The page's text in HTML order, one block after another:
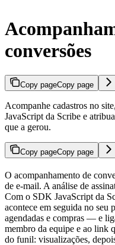
conversões
Copy pageCopy page
Acompanhe cadastros no
JavaScript da Scribe e
que a gerou.
Copy pageCopy page
O acompanhamento de
de e-mail. A análise de
Com o SDK JavaScript da
acontece em seguida no
agendadas e compras — e
membro da equipe e ao link
do funil: visualizações,